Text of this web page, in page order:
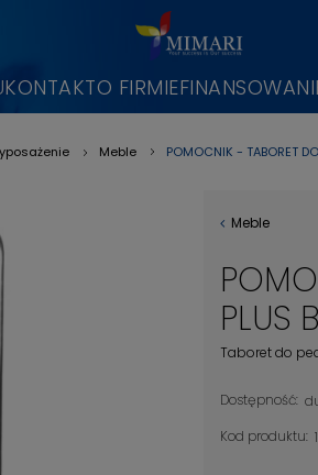
KONTAKTO FIRMIE
Meble POMOCNIK - TABORET
Meble
PLUS
Taboret do
Dostępność:
Kod produktu: